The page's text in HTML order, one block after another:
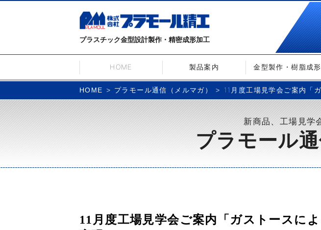
プラスチック金型設計製作・精密成形加工
HOME 製品案内 金型製作・樹脂成形
HOME プラモール通信（メルマガ） 11月度工場見学会ご案内「
新商品、工場見学
プラモール
11月度工場見学会ご案内「ガストースに